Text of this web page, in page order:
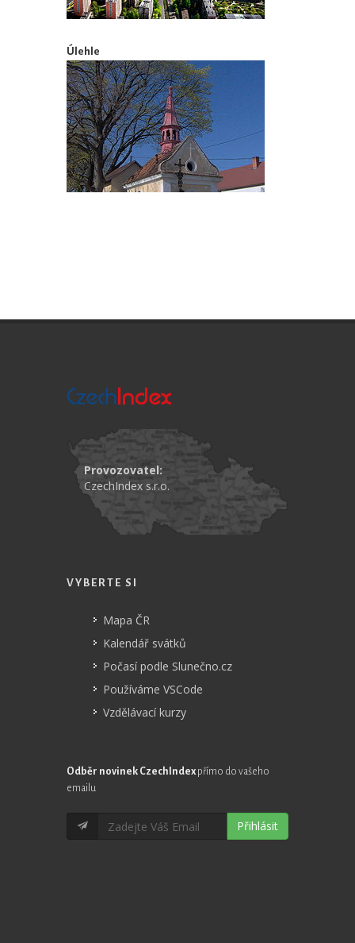
Úlehle
Provozovatel:
CzechIndex s.r.o.
VYBERTE SI
Mapa ČR
Kalendář svátků
Počasí podle Slunečno.cz
Používáme VSCode
Vzdělávací kurzy
Odběr novinek CzechIndex přímo do vašeho
emailu
Přihlásit